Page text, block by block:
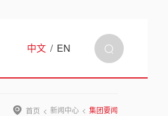
中文 / EN
首页 新闻中心 集团要闻